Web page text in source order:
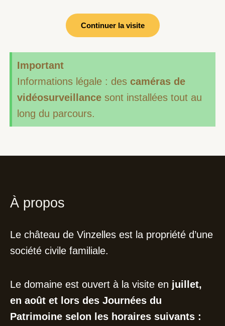
Continuer la visite
Important
Informations légale : des caméras de
vidéosurveillance sont installées tout au
long du parcours.
À propos
Le château de Vinzelles est la propriété d’une
société civile familiale.
Le domaine est ouvert à la visite en juillet,
en août et lors des Journées du
Patrimoine selon les horaires suivants :